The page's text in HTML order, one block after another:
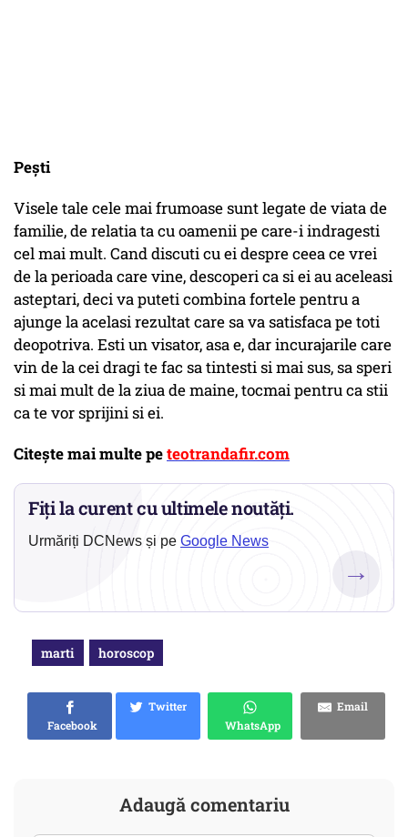
Pești
Visele tale cele mai frumoase sunt legate de viata de
familie, de relatia ta cu oamenii pe care-i indragesti
cel mai mult. Cand discuti cu ei despre ceea ce vrei
de la perioada care vine, descoperi ca si ei au aceleasi
asteptari, deci va puteti combina fortele pentru a
ajunge la acelasi rezultat care sa va satisfaca pe toti
deopotriva. Esti un visator, asa e, dar incurajarile care
vin de la cei dragi te fac sa tintesti si mai sus, sa speri
si mai mult de la ziua de maine, tocmai pentru ca stii
ca te vor sprijini si ei.
Citește mai multe peteotrandafir.com
Fiți la curent cu ultimele noutăți.
Urmăriți DCNews și pe Google News
→
marti horoscop
Facebook
Twitter
WhatsApp
Email
Adaugă comentariu